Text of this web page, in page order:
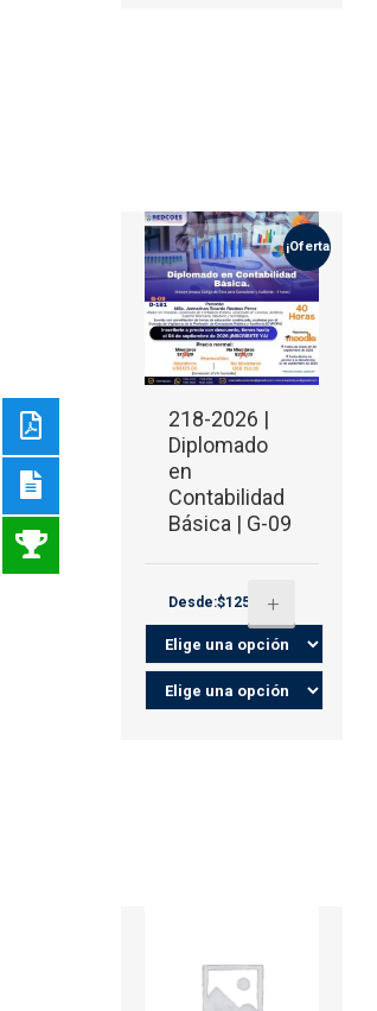
¡Oferta!
218-2026 |
Diplomado
en
Contabilidad
Básica | G-09
Desde:$125.00+